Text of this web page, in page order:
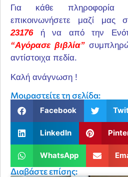
Για κάθε πληροφορία
επικοινωνήσετε μαζί μας
23176ή να από την
“Αγόρασε βιβλία”
αντίστοιχα πεδία.
Καλή ανάγνωση !
Μοιραστείτε τη σελίδα:
Facebook
LinkedIn
WhatsApp
Διαβάστε επίσης: